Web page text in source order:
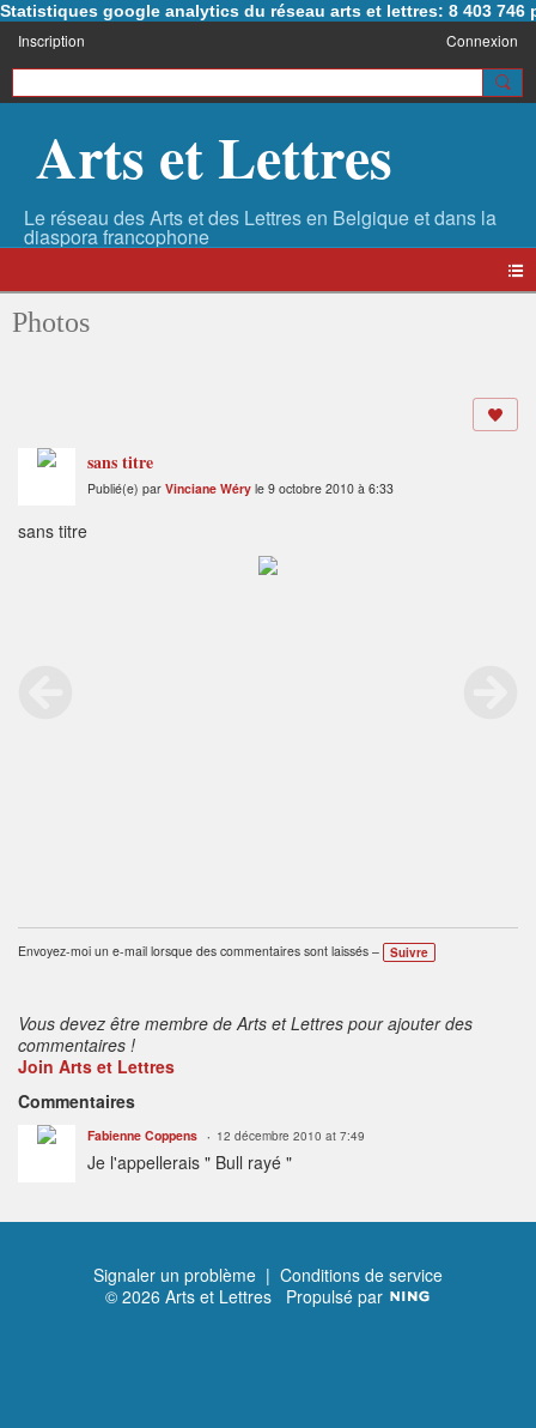
Statistiques google analytics du réseau arts et lettres: 8 403 746
Inscription Connexion
Arts et Lettres
Photos
sans titre
Publié(e) par Vinciane Wéry le 9 octobre 2010 à 6:33
sans titre
Envoyez-moi un e-mail lorsque des commentaires sont laissés – Suivre
Vous devez être membre de Arts et Lettres pour ajouter des
commentaires !
Join Arts et Lettres
Commentaires
Fabienne Coppens 12 décembre 2010 at 7:49
Je l'appellerais " Bull rayé "
Signaler un problème | Conditions de service
© 2026 Arts et Lettres Propulsé par